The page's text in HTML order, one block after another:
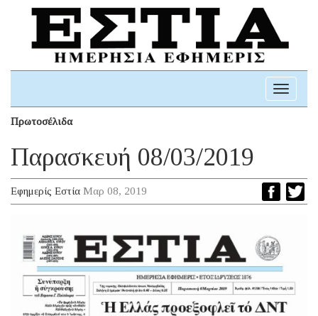
Toggle
Πρωτοσέλιδα
Παρασκευή 08/03/2019
Εφημερίς Εστία Μαρ 08, 2019